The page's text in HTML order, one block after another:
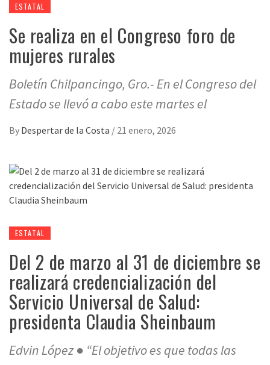
ESTATAL
Se realiza en el Congreso foro de
mujeres rurales
Boletín Chilpancingo, Gro.- En el Congreso del
Estado se llevó a cabo este martes el
By Despertar de la Costa / 21 enero, 2026
ESTATAL
Del 2 de marzo al 31 de diciembre se
realizará credencialización del
Servicio Universal de Salud:
presidenta Claudia Sheinbaum
Edvin López ● “El objetivo es que todas las